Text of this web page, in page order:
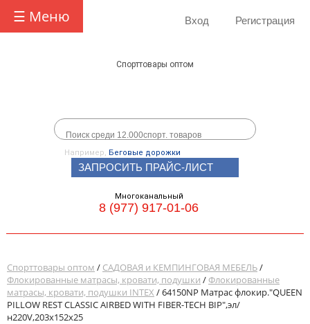
☰ Меню Вход Регистрация
Спорттовары оптом
Например, Беговые дорожки
ЗАПРОСИТЬ ПРАЙС-ЛИСТ
Многоканальный
8 (977) 917-01-06
Спорттовары оптом / САДОВАЯ и КЕМПИНГОВАЯ МЕБЕЛЬ/
Флокированные матрасы, кровати, подушки /Флокированные
матрасы, кровати, подушки INTEX / 64150NP Матрас флокир."QUEEN
PILLOW REST CLASSIC AIRBED WITH FIBER-TECH BIP",эл/
н220V,203х152х25